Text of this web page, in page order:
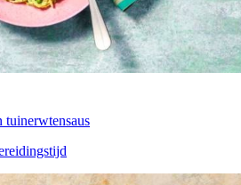
tuinerwtensaus